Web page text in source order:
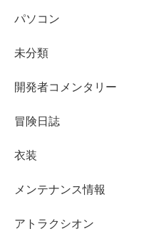
パソコン
未分類
開発者コメンタリー
冒険日誌
衣装
メンテナンス情報
アトラクシオン